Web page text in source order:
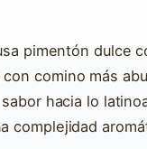
pimentón dulce
comino más
hacia lo
complejidad